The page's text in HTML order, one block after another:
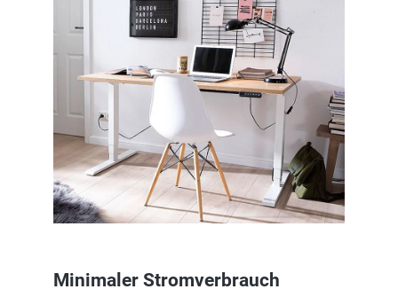
Minimaler Stromverbrauch